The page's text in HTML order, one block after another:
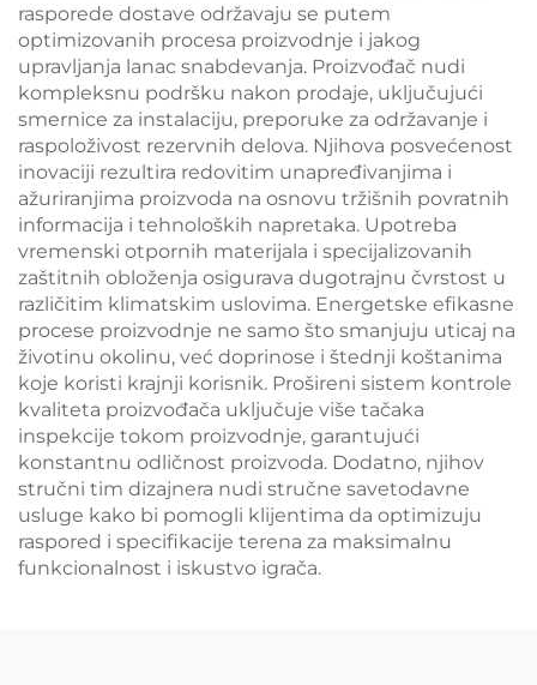
rasporede dostave održavaju se putem
optimizovanih procesa proizvodnje i jakog
upravljanja lanac snabdevanja. Proizvođač nudi
kompleksnu podršku nakon prodaje, uključujući
smernice za instalaciju, preporuke za održavanje i
raspoloživost rezervnih delova. Njihova posvećenost
inovaciji rezultira redovitim unapređivanjima i
ažuriranjima proizvoda na osnovu tržišnih povratnih
informacija i tehnoloških napretaka. Upotreba
vremenski otpornih materijala i specijalizovanih
zaštitnih obloženja osigurava dugotrajnu čvrstost u
različitim klimatskim uslovima. Energetske efikasne
procese proizvodnje ne samo što smanjuju uticaj na
životinu okolinu, već doprinose i štednji koštanima
koje koristi krajnji korisnik. Prošireni sistem kontrole
kvaliteta proizvođača uključuje više tačaka
inspekcije tokom proizvodnje, garantujući
konstantnu odličnost proizvoda. Dodatno, njihov
stručni tim dizajnera nudi stručne savetodavne
usluge kako bi pomogli klijentima da optimizuju
raspored i specifikacije terena za maksimalnu
funkcionalnost i iskustvo igrača.